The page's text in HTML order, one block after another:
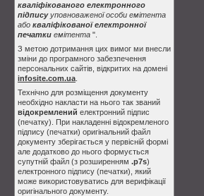
кваліфікованого електронного
підписууповноваженої особи емітента
або кваліфікованої електронної
печатки емітента ".
З метою дотримання цих вимог ми внесли
зміни до програмного забезпечення
персональних сайтів, відкритих на домені
infosite.com.ua
Технічно для розміщення документу
необхідно накласти на нього так званий
відокремлений електронний підпис
(печатку). При накладенні відокремленого
підпису (печатки) оригінальний файл
документу зберігається у первісній формі
але додатково до нього формується
супутній файл (з розширенням .p7s)
електронного підпису (печатки), який
може використовуватись для верифікації
оригінального документу.